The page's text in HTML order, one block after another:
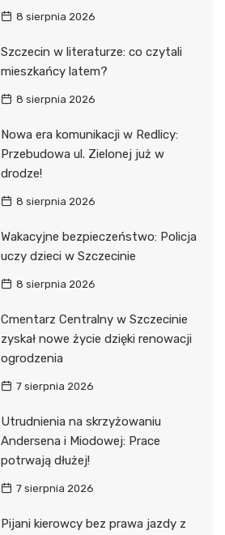
8 sierpnia 2026
Szczecin w literaturze: co czytali
mieszkańcy latem?
8 sierpnia 2026
Nowa era komunikacji w Redlicy:
Przebudowa ul. Zielonej już w
drodze!
8 sierpnia 2026
Wakacyjne bezpieczeństwo: Policja
uczy dzieci w Szczecinie
8 sierpnia 2026
Cmentarz Centralny w Szczecinie
zyskał nowe życie dzięki renowacji
ogrodzenia
7 sierpnia 2026
Utrudnienia na skrzyżowaniu
Andersena i Miodowej: Prace
potrwają dłużej!
7 sierpnia 2026
Pijani kierowcy bez prawa jazdy z